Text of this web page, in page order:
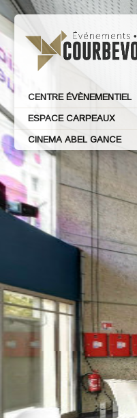
CENTRE ÉVÈNEMENTIEL
ESPACE CARPEAUX
CINEMA ABEL GANCE